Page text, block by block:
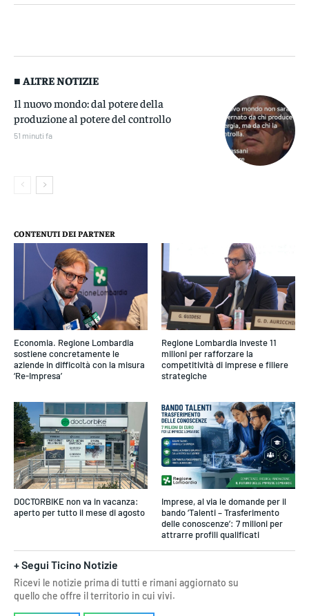
■ ALTRE NOTIZIE
Il nuovo mondo: dal potere della
produzione al potere del controllo
51 minuti fa
CONTENUTI DEI PARTNER
Economia. Regione Lombardia
sostiene concretamente le
aziende in difficoltà con la misura
‘Re-Impresa’
DOCTORBIKE non va in vacanza:
aperto per tutto il mese di agosto
Regione Lombardia investe 11
milioni per rafforzare la
competitività di imprese e filiere
strategiche
Imprese, al via le domande per il
bando ‘Talenti – Trasferimento
delle conoscenze’: 7 milioni per
attrarre profili qualificati
+ Segui Ticino Notizie
Ricevi le notizie prima di tutti e rimani aggiornato su
quello che offre il territorio in cui vivi.